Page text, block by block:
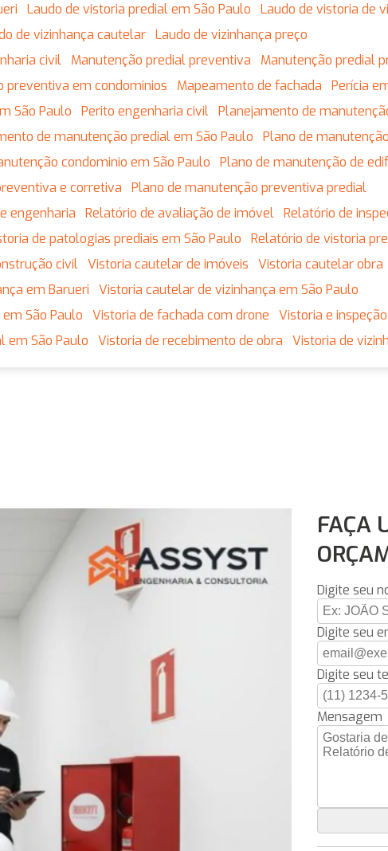
Laudo de vistoria predial em São Paulo
Laudo de vistoria de
de vizinhança cautelar
Laudo de vizinhança preço
civil Manutenção predial preventiva
Manutenção predial
preventiva em condominios Mapeamento de fachada
Perícia
São Paulo Perito engenharia civil
Planejamento de
de manutenção predial em São Paulo
Plano de
condominio em São Paulo
Plano de manutenção de
e corretiva
Plano de manutenção preventiva predial
engenharia Relatório de avaliação de imóvel
Relatório de
de patologias prediais em São Paulo
Relatório de vistoria
civil Vistoria cautelar de imóveis
Vistoria cautelar obra
em Barueri
Vistoria cautelar de vizinhança em São Paulo
São Paulo Vistoria de fachada com drone
Vistoria e
em São Paulo Vistoria de recebimento de obra Vistoria de
FAÇA
Digite seu
Digite seu
Digite seu
Mensagem